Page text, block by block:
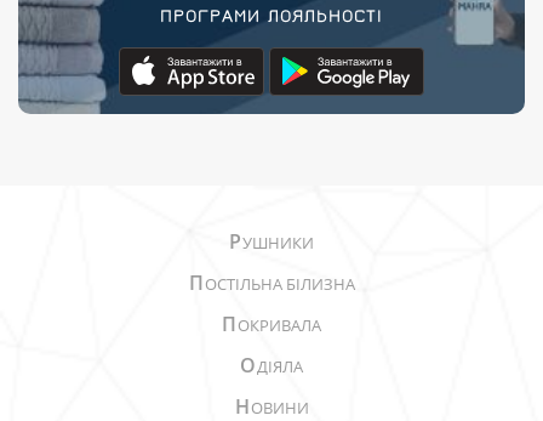
ПРОГРАМИ ЛОЯЛЬНОСТІ
РУШНИКИ
ПОСТІЛЬНА БІЛИЗНА
ПОКРИВАЛА
ОДІЯЛА
НОВИНИ